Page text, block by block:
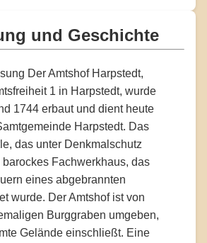
und Geschichte
Der Amtshof Harpstedt,
1 in Harpstedt, wurde
1744 erbaut und dient heute
Harpstedt. Das
das unter Denkmalschutz
barockes Fachwerkhaus, das
eines abgebrannten
wurde. Der Amtshof ist von
Burggraben umgeben,
Gelände einschließt. Eine